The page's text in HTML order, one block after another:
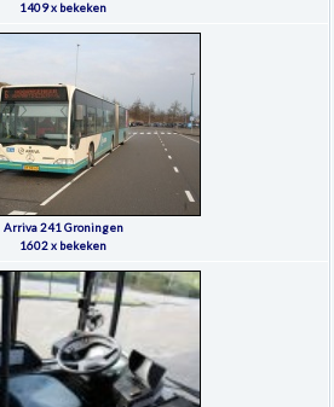
1409 x bekeken
Arriva 241 Groningen
1602 x bekeken